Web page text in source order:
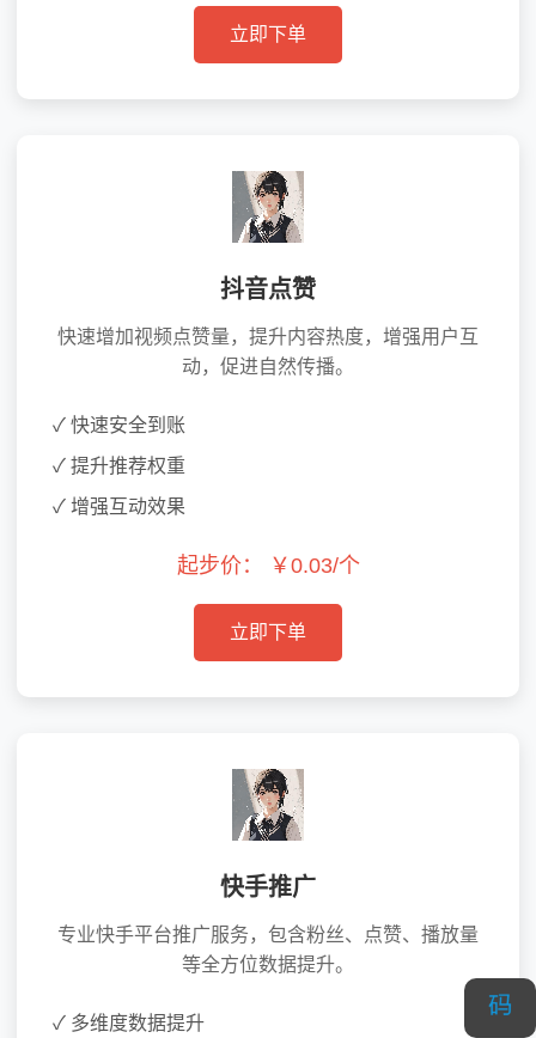
立即下单
抖音点赞
快速增加视频点赞量，提升内容热度，增强用户互
动，促进自然传播。
✓ 快速安全到账
✓ 提升推荐权重
✓ 增强互动效果
起步价： ￥0.03/个
立即下单
快手推广
专业快手平台推广服务，包含粉丝、点赞、播放量
等全方位数据提升。
✓ 多维度数据提升